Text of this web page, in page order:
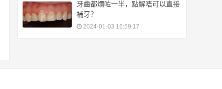
牙齒都爛咗一半，點解唔可以直接
補牙？
2024-01-03 16:59:17